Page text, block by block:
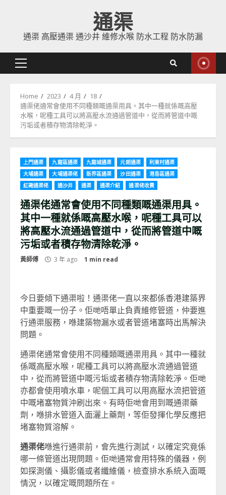
content
通渠
通渠 高壓通渠 通沙井 維修水喉 防水工程 防水防漏
Primary
Home 2023 4 月
18
通渠佬通常會使用不同種類嘅通渠用具。其中一種就係嘅高壓
水喉，呢種工具可以將高壓水流通過管道中，從而將管道中嘅
污垢或者積存物清除乾淨。
上門通渠 九龍區通渠 九龍城通渠 元朗通渠
利東村通渠
大埔通渠
大埔通渠佬 新界區通渠 沙田通渠
港島區通渠
紅磡通渠佬
通沙井 通渠 通渠介紹 通渠佬收費
通渠佬通常會使用不同種類嘅通渠用具。
其中一種就係嘅高壓水喉，呢種工具可以
將高壓水流通過管道中，從而將管道中嘅
污垢或者積存物清除乾淨。
黃師傅 3 年 ago 1 min read
今日要傾下通渠啦！通渠佬一直以來都係香港建築界
中重要嘅一份子。佢哋唔單止負責維修管道，仲要進
行通渠服務，喺建築物漏水或者管道堵塞時出馬解決
問題。
通渠佬通常會使用不同種類嘅通渠用具。其中一種就
係嘅高壓水喉，呢種工具可以將高壓水流通過管道
中，從而將管道中嘅污垢或者積存物清除乾淨。佢哋
亦都會使用噴水車，呢個工具可以用高壓水流把管道
中嘅堵塞物質沖刷出來。有時佢哋會用到嘅通渠藥
劑，喺排水管道入面灑上藥劑，等佢發揮化學反應把
堵塞物質溶解。
通渠佬喺進行通渠前，會先進行測試，以確定究竟係
哪一條管道出現問題。佢哋通常會用特殊的儀器，例
如探測儀、攝影儀或者纖維儀，檢查排水系統入面嘅
情況，以確定嘅問題所在。